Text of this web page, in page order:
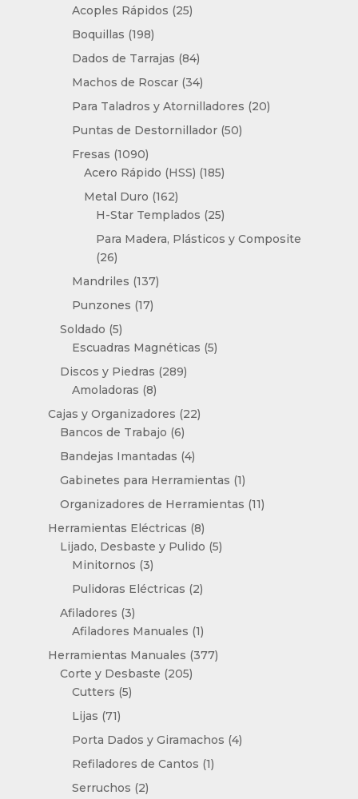
Acoples Rápidos 2525
Boquillas 198198
productos
Dados de Tarrajas 8484
productos
Machos de Roscar 3434
productos
Para Taladros y Atornilladores 2020
Puntas de Destornillador 5050
Fresas 10901090
productos
Acero Rápido (HSS) 185185
Metal Duro 162162
productos
H-Star Templados 2525
productos
Para Madera, Plásticos y Composite
2626
productos
Mandriles 137137
Punzones 1717
Soldado 55
productos
Escuadras Magnéticas 55
Discos y Piedras 289289
Amoladoras 88
productos
Cajas y Organizadores 2222
Bancos de Trabajo 66
productos
Bandejas Imantadas 44
productos
Gabinetes para Herramientas 11
producto
Organizadores de Herramientas 1111
Herramientas Eléctricas 88
productos
Lijado, Desbaste y Pulido 55
Minitornos 33
productos
Pulidoras Eléctricas 22
Afiladores 33
productos
Afiladores Manuales 11
producto
Herramientas Manuales 377377
Corte y Desbaste 205205
Cutters 55
Lijas 7171
productos
Porta Dados y Giramachos 44
Refiladores de Cantos 11
Serruchos 22